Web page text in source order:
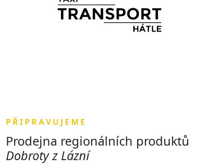
P Ř I P R A V U J E M E
Prodejna regionálních produktů
Dobroty z Lázní